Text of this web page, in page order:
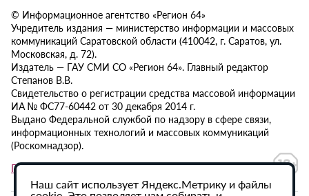
© Информационное агентство «Регион 64»
Учредитель издания — министерство информации и массовых
коммуникаций Саратовской области (410042, г. Саратов, ул.
Московская, д. 72).
Издатель — ГАУ СМИ СО «Регион 64». Главный редактор
Степанов В.В.
Свидетельство о регистрации средства массовой информации
ИА № ФС77-60442 от 30 декабря 2014 г.
Выдано Федеральной службой по надзору в сфере связи,
информационных технологий и массовых коммуникаций
(Роскомнадзор).
Политика в отношении обработки персональных данных
Наш сайт использует Яндекс.Метрику и файлы